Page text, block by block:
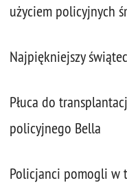
użyciem policyjnych
Najpiękniejszy
Płuca do
policyjnego Bella
Policjanci pomogli w